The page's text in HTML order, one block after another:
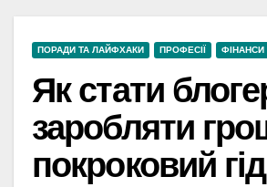
ПОРАДИ ТА ЛАЙФХАКИ ПРОФЕСІЇ ФІНАНСИ
Як стати
заробляти
покроковий гід